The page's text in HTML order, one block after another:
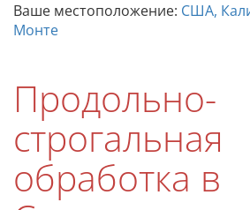
Ваше местоположение: США,
Монте
Продольно-
строгальная
обработка в